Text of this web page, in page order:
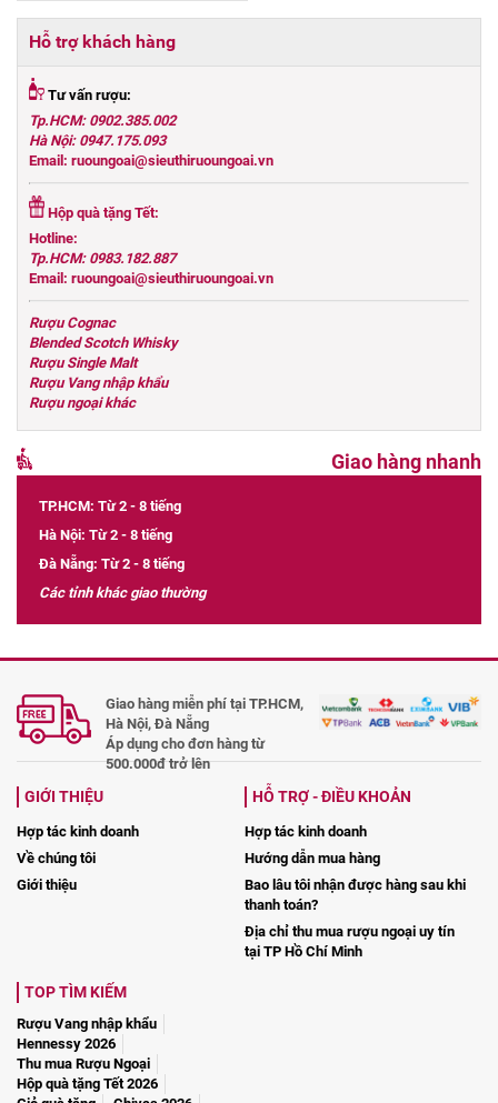
Hỗ trợ khách hàng
Tư vấn rượu:
Tp.HCM: 0902.385.002
Hà Nội: 0947.175.093
Email: ruoungoai@sieuthiruoungoai.vn
Hộp quà tặng Tết:
Hotline:
Tp.HCM: 0983.182.887
Email: ruoungoai@sieuthiruoungoai.vn
Rượu Cognac
Blended Scotch Whisky
Rượu Single Malt
Rượu Vang nhập khẩu
Rượu ngoại khác
Giao hàng nhanh
TP.HCM: Từ 2 - 8 tiếng
Hà Nội: Từ 2 - 8 tiếng
Đà Nẵng: Từ 2 - 8 tiếng
Các tỉnh khác giao thường
Giao hàng miễn phí tại TP.HCM,
Hà Nội, Đà Nẵng
Áp dụng cho đơn hàng từ
500.000đ trở lên
GIỚI THIỆU
Hợp tác kinh doanh
Về chúng tôi
Giới thiệu
HỖ TRỢ - ĐIỀU KHOẢN
Hợp tác kinh doanh
Hướng dẫn mua hàng
Bao lâu tôi nhận được hàng sau khi
thanh toán?
Địa chỉ thu mua rượu ngoại uy tín
tại TP Hồ Chí Minh
TOP TÌM KIẾM
Rượu Vang nhập khẩu
Hennessy 2026
Thu mua Rượu Ngoại
Hộp quà tặng Tết 2026